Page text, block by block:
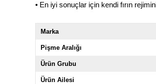
• En iyi sonuçlar için kendi fırın
Marka
Pişme Aralığı
Ürün Grubu
Ürün Ailesi